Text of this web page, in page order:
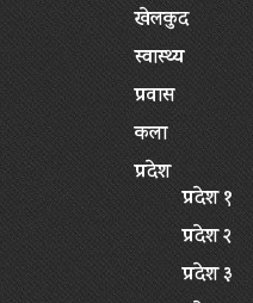
खेलकुद
स्वास्थ्य
प्रवास
कला
प्रदेश
प्रदेश १
प्रदेश २
प्रदेश ३